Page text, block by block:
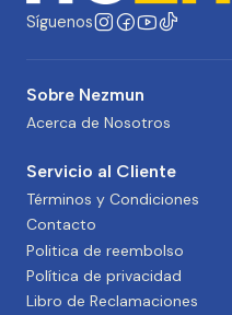
Síguenos
Sobre Nezmun
Acerca de Nosotros
Servicio al Cliente
Términos y Condiciones
Contacto
Politica de reembolso
Política de privacidad
Libro de Reclamaciones